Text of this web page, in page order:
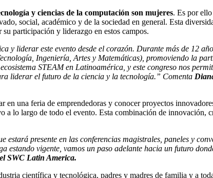
y ciencias de la computación son mujeres. Es por
social, académico y de la sociedad en general. Esta
participación y liderazgo en estos campos.
y liderar este evento desde el corazón. Durante más de 12
Ingeniería, Artes y Matemáticas), promoviendo la
STEAM en Latinoamérica, y este congreso nos
liderar el futuro de la ciencia y la tecnología.” Comenta
en una feria de emprendedoras y conocer proyectos
lo largo de todo el evento. Esta combinación de innovación,
estará presente en las conferencias magistrales, paneles y
estando vigente, vamos un paso adelante hacia un futuro
SWC Latin America.
científica y tecnológica, padres y madres de familia y a